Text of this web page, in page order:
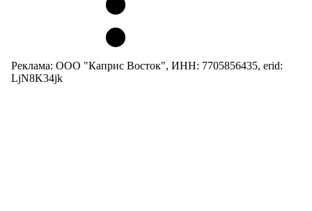
Реклама: ООО "Каприс Восток", ИНН: 7705856435, erid:
LjN8K34jk